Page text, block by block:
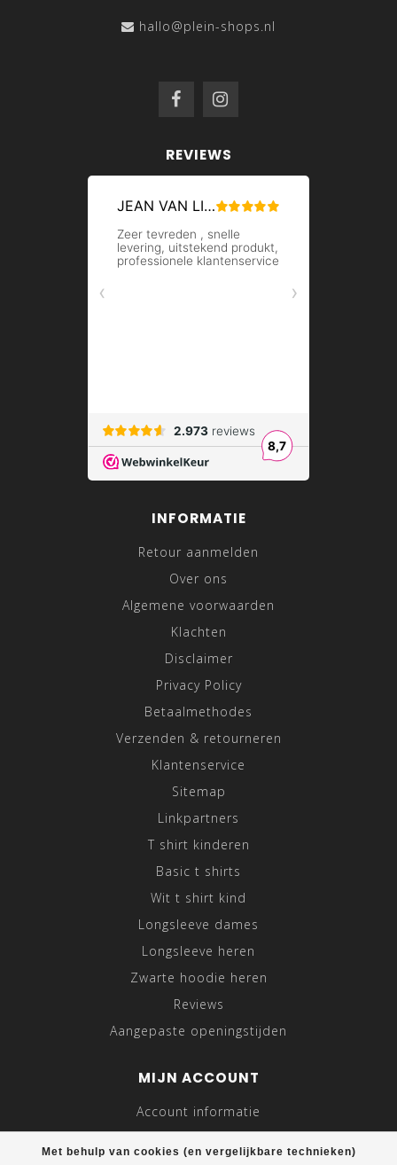
Met behulp van cookies (en vergelijkbare technieken)
hallo@plein-shops.nl
REVIEWS
INFORMATIE
Retour aanmelden
Over ons
Algemene voorwaarden
Klachten
Disclaimer
Privacy Policy
Betaalmethodes
Verzenden & retourneren
Klantenservice
Sitemap
Linkpartners
T shirt kinderen
Basic t shirts
Wit t shirt kind
Longsleeve dames
Longsleeve heren
Zwarte hoodie heren
Reviews
Aangepaste openingstijden
MIJN ACCOUNT
Account informatie
Mijn bestellingen